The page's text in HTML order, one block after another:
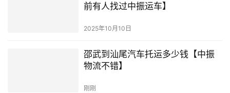
前有人找过中振运车】
2025年10月10日
邵武到汕尾汽车托运多少钱【中振
物流不错】
刚刚